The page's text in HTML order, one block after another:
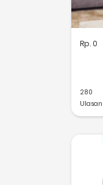
Rp. 0
280
Ulasan